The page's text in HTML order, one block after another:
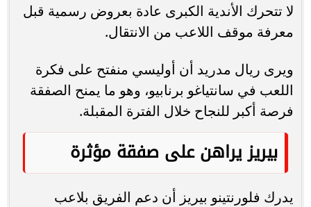
لا تتحرك الأندية الكبرى عادة بعروض رسمية قبل
معرفة موقف اللاعب من الانتقال.
ويرى ريال مدريد أن أوليسي منفتح على فكرة
اللعب في سانتياغو برنابيو، وهو ما يمنح الصفقة
فرصة أكبر للنجاح خلال الفترة المقبلة.
بيريز يراهن على صفقة مؤثرة
يدرك فلورنتينو بيريز أن دعم الفريق بلاعب